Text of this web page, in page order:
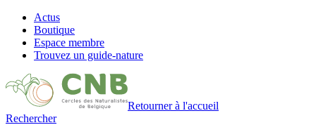
Actus
Boutique
Espace membre
Trouvez un guide-nature
Retourner à l'accueil
Rechercher